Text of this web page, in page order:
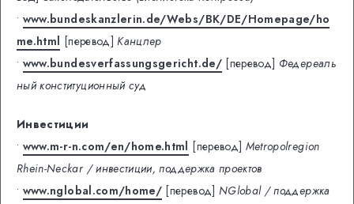
• www.bundeskanzlerin.de/Webs/BK/DE/Homepage/ho
me.html [перевод] Канцлер
• www.bundesverfassungsgericht.de/ [перевод] Федереаль
ный конституционный суд
Инвестиции
• www.m-r-n.com/en/home.html [перевод] Metropolregion
Rhein-Neckar / инвестиции, поддержка проектов
• www.nglobal.com/home/ [перевод] NGlobal / поддержка